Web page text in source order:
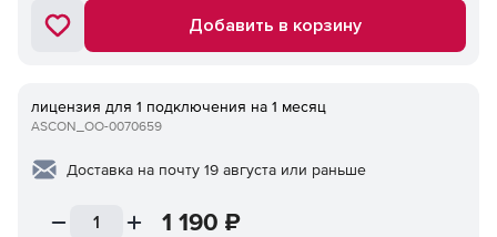
Добавить в корзину
лицензия для 1 подключения на 1 месяц
ASCON_ОО-0070659
Доставка на почту 19 августа или раньше
1 190 ₽